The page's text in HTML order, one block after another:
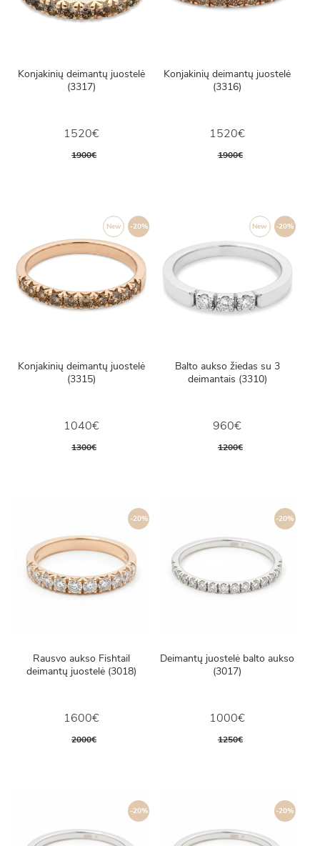
Konjakinių deimantų juostelė
(3317)
1520€
1900€
Konjakinių deimantų juostelė
(3316)
1520€
1900€
-20%
New
Konjakinių deimantų juostelė
(3315)
1040€
1300€
-20%
New
Balto aukso žiedas su 3
deimantais (3310)
960€
1200€
-20%
Rausvo aukso Fishtail
deimantų juostelė (3018)
1600€
2000€
-20%
Deimantų juostelė balto aukso
(3017)
1000€
1250€
-20% -20%